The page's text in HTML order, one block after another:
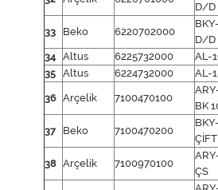
D/D
33 Beko 6220702000
D/D
34 Altus 6225732000
AL-
35 Altus 6224732000 AL-
36 Arçelik 7100470100
BK
37 Beko 7100470200
ÇİFT
38 Arçelik 7100970100
ÇS